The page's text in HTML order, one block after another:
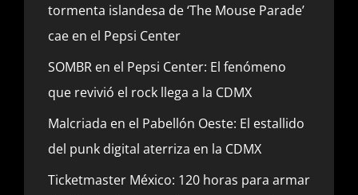
tormenta islandesa de ‘The Mouse Parade’
cae en el Pepsi Center
SOMBR en el Pepsi Center: El fenómeno
que revivió el rock llega a la CDMX
Malcriada en el Pabellón Oeste: El estallido
del punk digital aterriza en la CDMX
Ticketmaster México: 120 horas para armar